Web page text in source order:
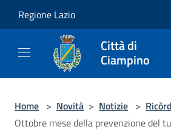
Regione Lazio
Città di
Ciampino
Home > Novità > Notizie >
Ottobre mese della prevenzione del